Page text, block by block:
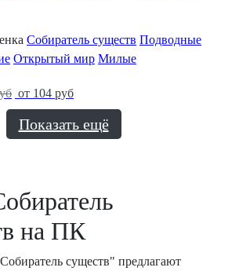
Собиратель существ Подводные
Открытый мир Милые
от 104 руб
Показать ещё
на ПК
существ" предлагают